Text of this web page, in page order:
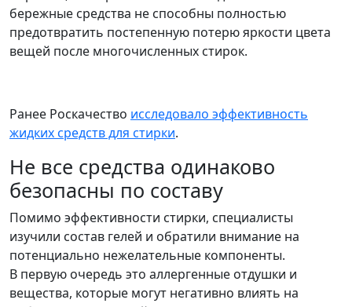
бережные средства не способны полностью
предотвратить постепенную потерю яркости цвета
вещей после многочисленных стирок.
Ранее Роскачество исследовало эффективность
жидких средств для стирки.
Не все средства одинаково
безопасны по составу
Помимо эффективности стирки, специалисты
изучили состав гелей и обратили внимание на
потенциально нежелательные компоненты.
В первую очередь это аллергенные отдушки и
вещества, которые могут негативно влиять на